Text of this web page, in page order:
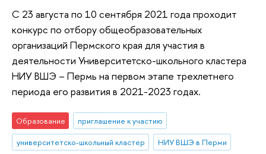
С 23 августа по 10 сентября 2021 года проходит
конкурс по отбору общеобразовательных
организаций Пермского края для участия в
деятельности Университетско-школьного кластера
НИУ ВШЭ – Пермь на первом этапе трехлетнего
периода его развития в 2021-2023 годах.
Образование
приглашение к участию
университетско-школьный кластер
НИУ ВШЭ в Перми